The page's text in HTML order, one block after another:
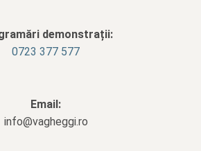
demonstrații:
0723 377 577
Email:
info@vagheggi.ro